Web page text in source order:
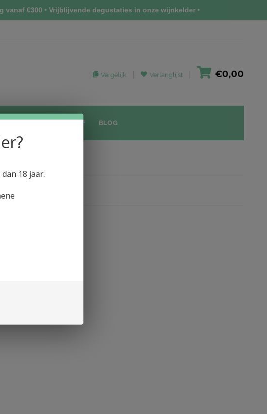
Vergelijk Verlanglijst €0,00
NIEUWSBRIEF BLOG
€300 • Vrijblijvende degustaties in onze wijnkelder •
18 jaar.